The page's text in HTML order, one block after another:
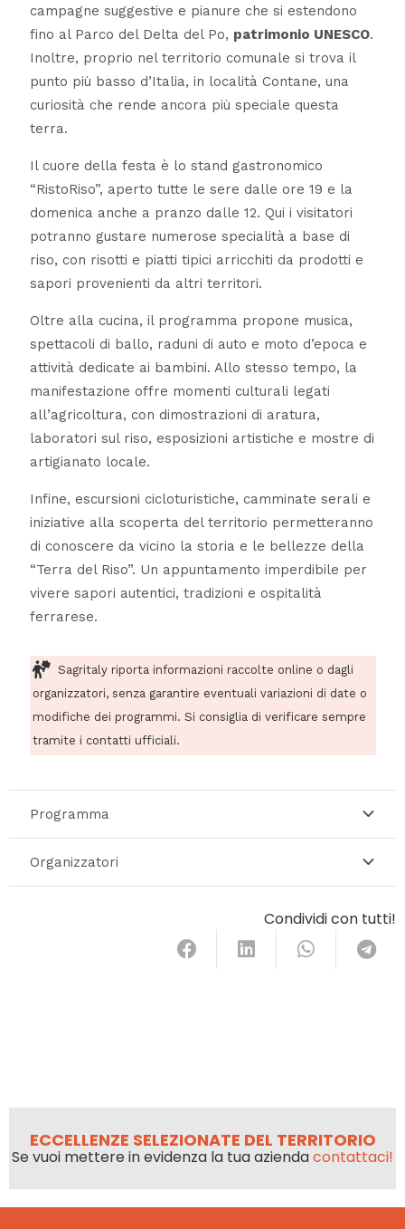
campagne suggestive e pianure che si estendono
fino al Parco del Delta del Po, patrimonio UNESCO.
Inoltre, proprio nel territorio comunale si trova il
punto più basso d’Italia, in località Contane, una
curiosità che rende ancora più speciale questa
terra.
Il cuore della festa è lo stand gastronomico
“RistoRiso”, aperto tutte le sere dalle ore 19 e la
domenica anche a pranzo dalle 12. Qui i visitatori
potranno gustare numerose specialità a base di
riso, con risotti e piatti tipici arricchiti da prodotti e
sapori provenienti da altri territori.
Oltre alla cucina, il programma propone musica,
spettacoli di ballo, raduni di auto e moto d’epoca e
attività dedicate ai bambini. Allo stesso tempo, la
manifestazione offre momenti culturali legati
all’agricoltura, con dimostrazioni di aratura,
laboratori sul riso, esposizioni artistiche e mostre di
artigianato locale.
Infine, escursioni cicloturistiche, camminate serali e
iniziative alla scoperta del territorio permetteranno
di conoscere da vicino la storia e le bellezze della
“Terra del Riso”. Un appuntamento imperdibile per
vivere sapori autentici, tradizioni e ospitalità
ferrarese.
Sagritaly riporta informazioni raccolte online o dagli
organizzatori, senza garantire eventuali variazioni di date o
modifiche dei programmi. Si consiglia di verificare sempre
tramite i contatti ufficiali.
Programma
Organizzatori
Condividi con tutti!
ECCELLENZE SELEZIONATE DEL TERRITORIO
Se vuoi mettere in evidenza la tua aziendacontattaci!